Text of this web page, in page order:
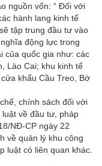
nguồn vốn: “ Đối với
hành lang kinh tế
tập trung đầu tư vào
động lực trong
của quốc gia như: các
Lào Cai; khu kinh tế
khẩu Cầu Treo, Bờ
chính sách đối với
về đầu tư, pháp
NĐ-CP ngày 22
về quản lý khu công
luật có liên quan khác.